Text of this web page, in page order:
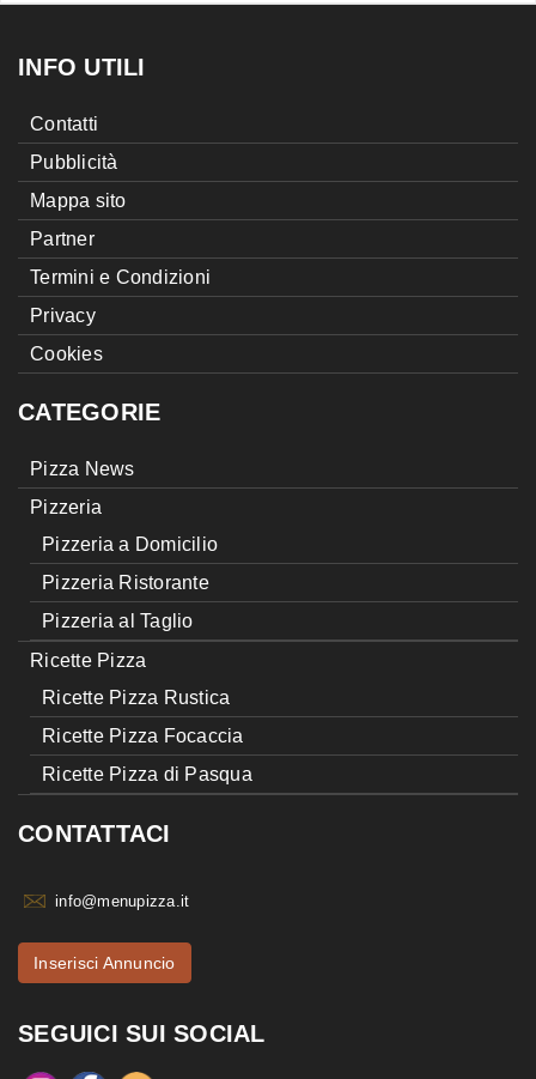
INFO UTILI
Contatti
Pubblicità
Mappa sito
Partner
Termini e Condizioni
Privacy
Cookies
CATEGORIE
Pizza News
Pizzeria
Pizzeria a Domicilio
Pizzeria Ristorante
Pizzeria al Taglio
Ricette Pizza
Ricette Pizza Rustica
Ricette Pizza Focaccia
Ricette Pizza di Pasqua
CONTATTACI
info@menupizza.it
Inserisci Annuncio
SEGUICI SUI SOCIAL